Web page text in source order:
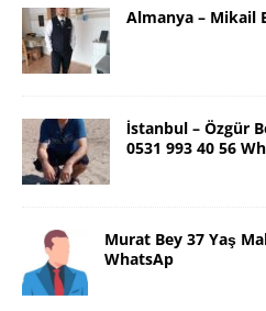
Almanya – Mikail
İstanbul – Özgür
0531 993 40 56
Murat Bey 37 Yaş
WhatsAp